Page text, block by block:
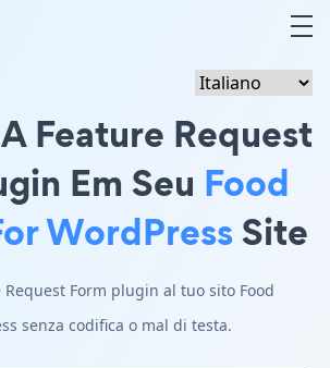
Feature Request
Em Seu Food
WordPressSite
Form plugin al tuo sito Food
senza codifica o mal di testa.